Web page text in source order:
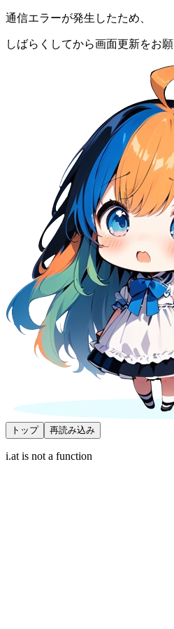
通信エラーが発生したため、
しばらくしてから画面更新をお願
トップ 再読み込み
i.at is not a function